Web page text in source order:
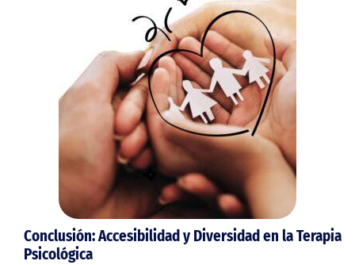
Conclusión: Accesibilidad y Diversidad en la Terapia
Psicológica